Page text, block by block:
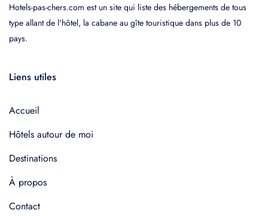
Hotels-pas-chers.com est un site qui liste des hébergements de tous
type allant de l'hôtel, la cabane au gîte touristique dans plus de 10
pays.
Liens utiles
Accueil
Hôtels autour de moi
Destinations
À propos
Contact